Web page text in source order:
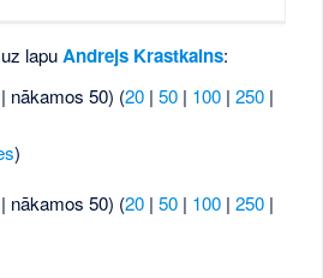
lapu Andrejs Krastkalns:
nākamos 50) (20 |50 | 100 |250 |
)
nākamos 50) (20 |50 | 100 |250 |